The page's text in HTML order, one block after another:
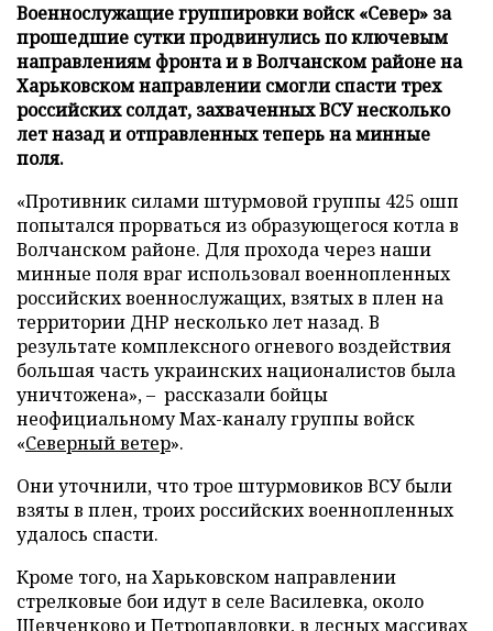
Военнослужащие группировки войск «Север» за
прошедшие сутки продвинулись по ключевым
направлениям фронта и в Волчанском районе на
Харьковском направлении смогли спасти трех
российских солдат, захваченных ВСУ несколько
лет назад и отправленных теперь на минные
поля.
«Противник силами штурмовой группы 425 ошп
попытался прорваться из образующегося котла в
Волчанском районе. Для прохода через наши
минные поля враг использовал военнопленных
российских военнослужащих, взятых в плен на
территории ДНР несколько лет назад. В
результате комплексного огневого воздействия
большая часть украинских националистов была
уничтожена», – рассказали бойцы
неофициальному Max-каналу группы войск
«Северный ветер».
Они уточнили, что трое штурмовиков ВСУ были
взяты в плен, троих российских военнопленных
удалось спасти.
Кроме того, на Харьковском направлении
стрелковые бои идут в селе Василевка, около
Шевченково и Петропавловки, в лесных массивах